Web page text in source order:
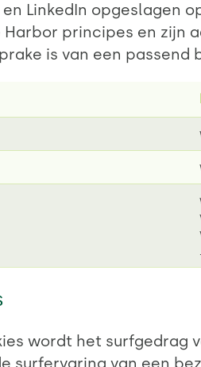
en LinkedIn opgeslagen
Harbor principes en zijn
is van een
wordt het surfgedrag